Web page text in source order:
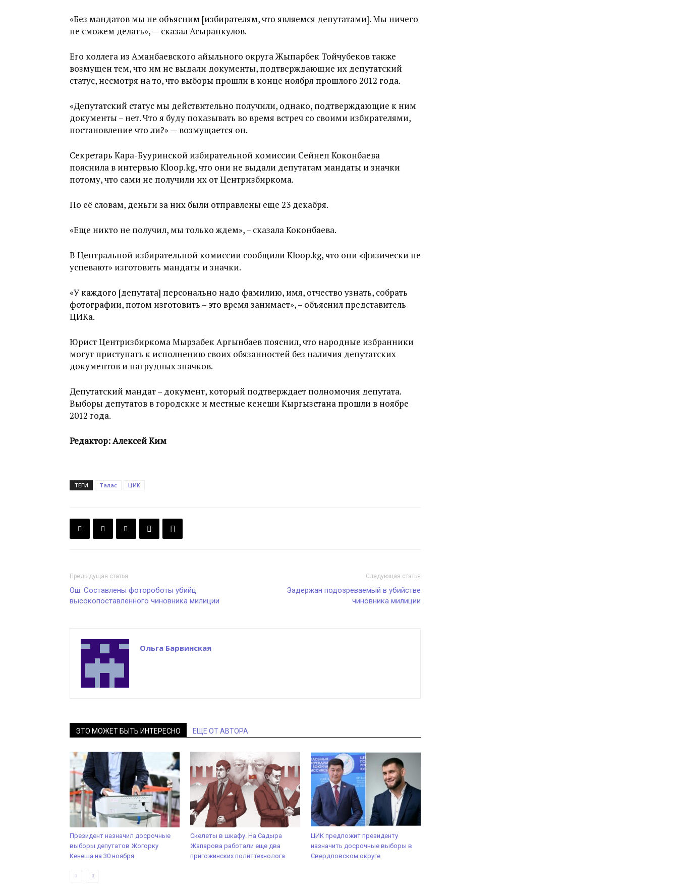
«Без мандатов мы не объясним [избирателям, что являемся депутатами]. Мы ничего
не сможем делать», — сказал Асыранкулов.
Его коллега из Аманбаевского айыльного округа Жыпарбек Тойчубеков также
возмущен тем, что им не выдали документы, подтверждающие их депутатский
статус, несмотря на то, что выборы прошли в конце ноября прошлого 2012 года.
«Депутатский статус мы действительно получили, однако, подтверждающие к ним
документы – нет. Что я буду показывать во время встреч со своими избирателями,
постановление что ли?» — возмущается он.
Секретарь Кара-Бууринской избирательной комиссии Сейнеп Коконбаева
пояснила в интервью Kloop.kg, что они не выдали депутатам мандаты и значки
потому, что сами не получили их от Центризбиркома.
По её словам, деньги за них были отправлены еще 23 декабря.
«Еще никто не получил, мы только ждем», – сказала Коконбаева.
В Центральной избирательной комиссии сообщили Kloop.kg, что они «физически не
успевают» изготовить мандаты и значки.
«У каждого [депутата] персонально надо фамилию, имя, отчество узнать, собрать
фотографии, потом изготовить – это время занимает», – объяснил представитель
ЦИКа.
Юрист Центризбиркома Мырзабек Аргынбаев пояснил, что народные избранники
могут приступать к исполнению своих обязанностей без наличия депутатских
документов и нагрудных значков.
Депутатский мандат – документ, который подтверждает полномочия депутата.
Выборы депутатов в городские и местные кенеши Кыргызстана прошли в ноябре
2012 года.
Редактор: Алексей Ким
ТЕГИ Талас ЦИК
Предыдущая статья
Ош: Составлены фотороботы убийц
высокопоставленного чиновника милиции
Следующая статья
Задержан подозреваемый в убийстве
чиновника милиции
Ольга Барвинская
ЭТО МОЖЕТ БЫТЬ ИНТЕРЕСНО ЕЩЕ ОТ АВТОРА
Президент назначил досрочные
выборы депутатов Жогорку
Кенеша на 30 ноября
Скелеты в шкафу. На Садыра
Жапарова работали еще два
пригожинских политтехнолога
ЦИК предложит президенту
назначить досрочные выборы в
Свердловском округе